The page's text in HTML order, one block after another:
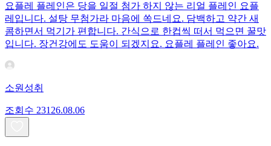
요플레 플레인은 당을 일절 첨가 하지 않는 리얼 플레인 요플
레입니다. 설탕 무첨가라 마음에 쏙드네요. 담백하고 약간 새
콤하면서 먹기가 편합니다. 간식으로 한컵씩 떠서 먹으면 꿀맛
입니다. 장건강에도 도움이 되겠지요. 요플레 플레인 좋아요.
소원성취
조회수 231 26.08.06